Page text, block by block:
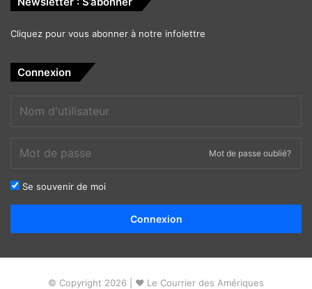
Cliquez pour vous abonner à notre infolettre
Connexion
Mot de passe oublié?
Se souvenir de moi
Connexion
© Copyright 2026 | ❤ Le Courrier des Amériques